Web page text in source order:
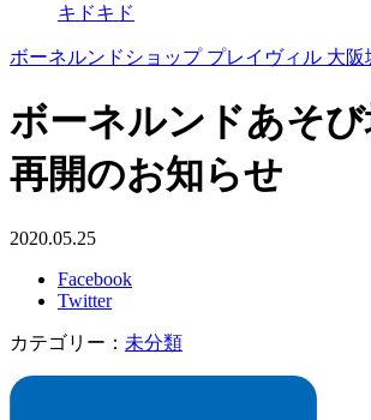
キドキド
ボーネルンドショップ プレイヴィル 大
ボーネルンドあそ
再開のお知らせ
2020.05.25
Facebook
Twitter
カテゴリー： 未分類